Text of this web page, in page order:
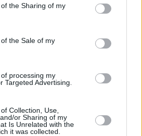
the Sharing of my
the Sale of my
processing my
Targeted Advertising.
Collection, Use,
or Sharing of my
Is Unrelated with the
it was collected.